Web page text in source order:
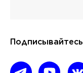
Подписывайтесь